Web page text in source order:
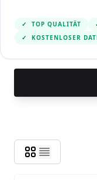
✓ TOP QUALITÄT
✓
KOSTENLOSER